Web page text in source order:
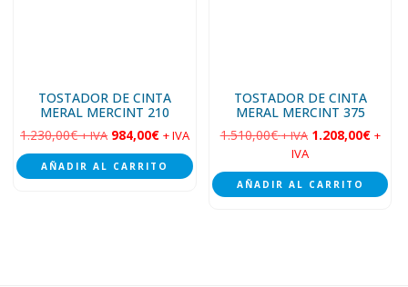
TOSTADOR DE CINTA
MERAL MERCINT 210
1.230,00€ + IVA 984,00€ + IVA
AÑADIR AL CARRITO
TOSTADOR DE CINTA
MERAL MERCINT 375
1.510,00€ + IVA 1.208,00€ +
IVA
AÑADIR AL CARRITO